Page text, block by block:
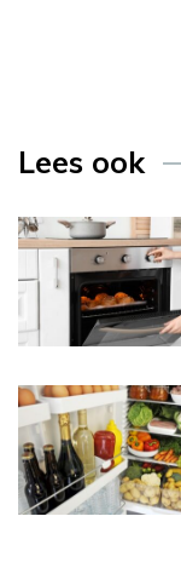
Lees ook